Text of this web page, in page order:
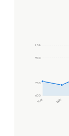
600
700
900
1,0 k
1968 1975